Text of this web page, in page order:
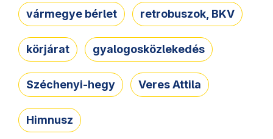
vármegye bérlet retrobuszok, BKV
körjárat gyalogosközlekedés
Széchenyi-hegy Veres Attila
Himnusz